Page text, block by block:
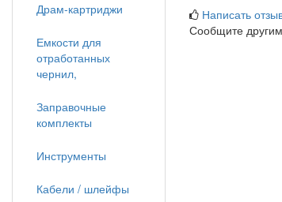
Написать
Сообщите
Драм-картриджи
Емкости для
отработанных
чернил,
Заправочные
комплекты
Инструменты
Кабели / шлейфы